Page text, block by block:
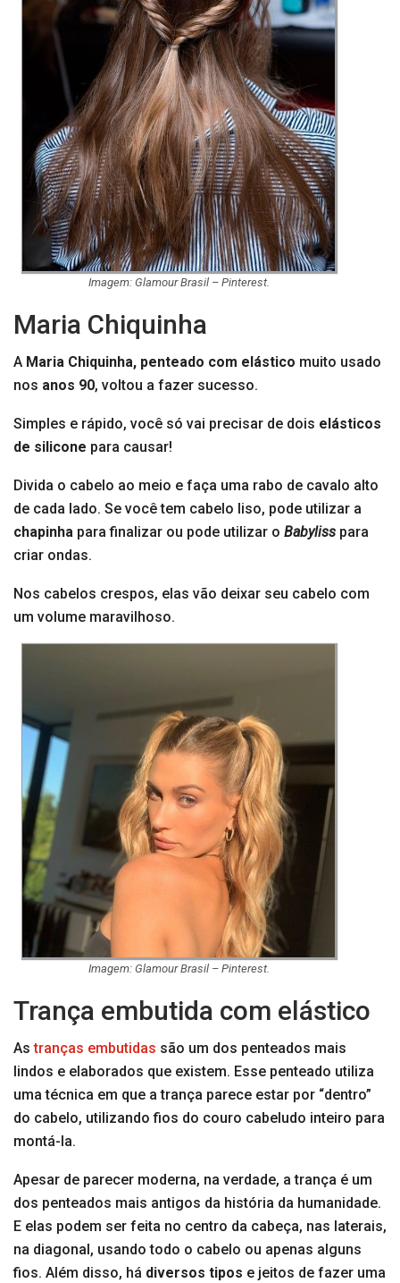
Imagem: Glamour Brasil – Pinterest.
Maria Chiquinha
A Maria Chiquinha, penteado com elástico muito usado
nos anos 90, voltou a fazer sucesso.
Simples e rápido, você só vai precisar de dois elásticos
de silicone para causar!
Divida o cabelo ao meio e faça uma rabo de cavalo alto
de cada lado. Se você tem cabelo liso, pode utilizar a
chapinha para finalizar ou pode utilizar o Babyliss para
criar ondas.
Nos cabelos crespos, elas vão deixar seu cabelo com
um volume maravilhoso.
Imagem: Glamour Brasil – Pinterest.
Trança embutida com elástico
Astranças embutidas são um dos penteados mais
lindos e elaborados que existem. Esse penteado utiliza
uma técnica em que a trança parece estar por “dentro”
do cabelo, utilizando fios do couro cabeludo inteiro para
montá-la.
Apesar de parecer moderna, na verdade, a trança é um
dos penteados mais antigos da história da humanidade.
E elas podem ser feita no centro da cabeça, nas laterais,
na diagonal, usando todo o cabelo ou apenas alguns
fios. Além disso, há diversos tipos e jeitos de fazer uma